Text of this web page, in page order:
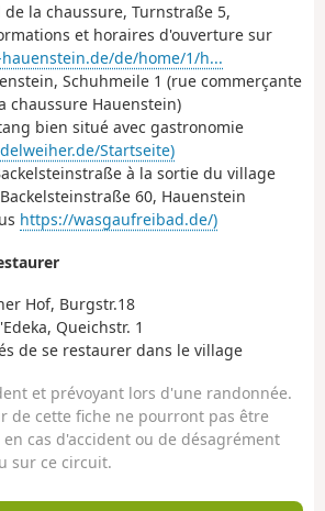
la chaussure, Turnstraße 5,
et horaires d'ouverture sur
de/home/1/h...
Schuhmeile 1 (rue commerçante
chaussure Hauenstein)
bien situé avec gastronomie
Startseite)
à la sortie du village
60, Hauenstein
https://wasgaufreibad.de/)
Hof, Burgstr.18
Queichstr. 1
de se restaurer dans le village
et prévoyant lors d'une randonnée.
de cette fiche ne pourront pas être
cas d'accident ou de désagrément
sur ce circuit.